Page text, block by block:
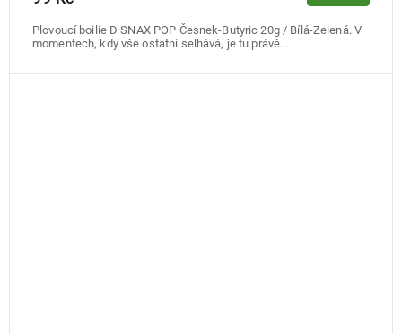
Plovoucí boilie D SNAX POP Česnek-Butyric 20g / Bílá-Zelená. V
momentech, kdy vše ostatní selhává, je tu právě...